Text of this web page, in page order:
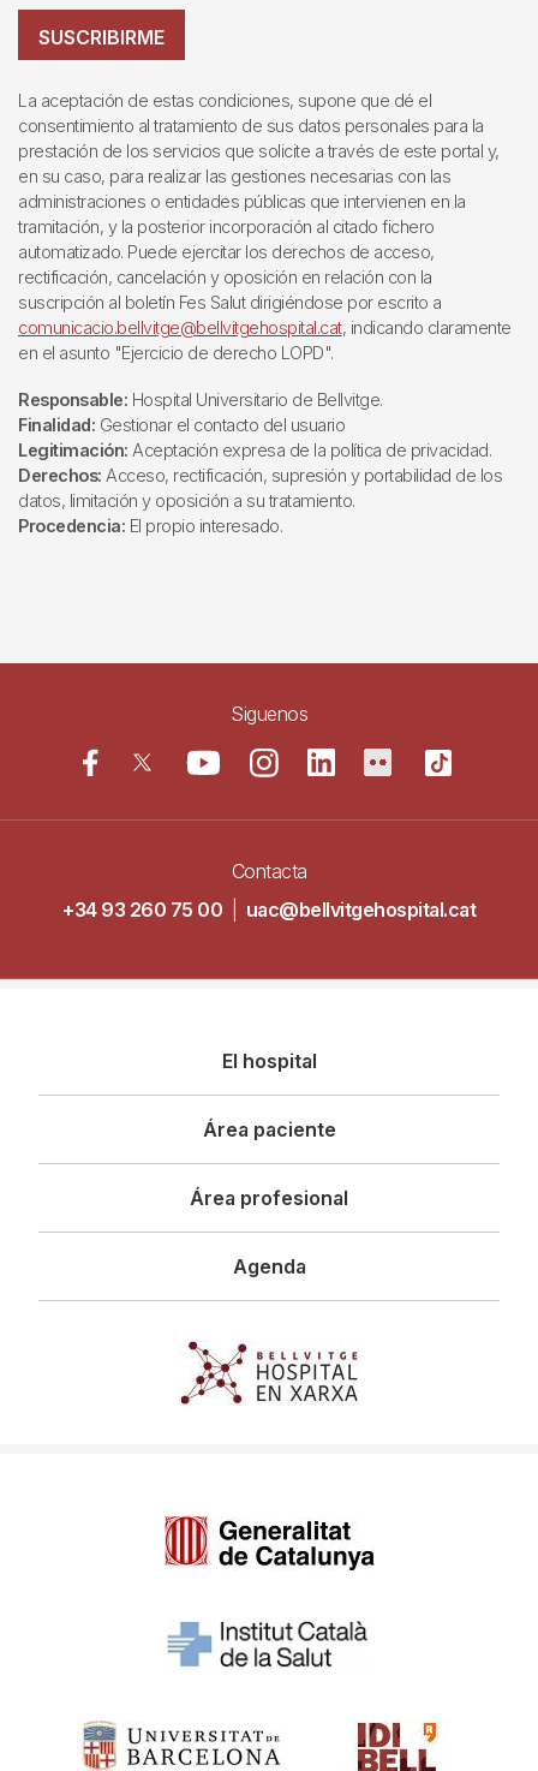
SUSCRIBIRME
La aceptación de estas condiciones, supone que dé el
consentimiento al tratamiento de sus datos personales para la
prestación de los servicios que solicite a través de este portal y,
en su caso, para realizar las gestiones necesarias con las
administraciones o entidades públicas que intervienen en la
tramitación, y la posterior incorporación al citado fichero
automatizado. Puede ejercitar los derechos de acceso,
rectificación, cancelación y oposición en relación con la
suscripción al boletín Fes Salut dirigiéndose por escrito a
comunicacio.bellvitge@bellvitgehospital.cat, indicando claramente
en el asunto "Ejercicio de derecho LOPD".
Responsable: Hospital Universitario de Bellvitge.
Finalidad: Gestionar el contacto del usuario
Legitimación: Aceptación expresa de la política de privacidad.
Derechos: Acceso, rectificación, supresión y portabilidad de los
datos, limitación y oposición a su tratamiento.
Procedencia: El propio interesado.
Siguenos
Contacta
+34 93 260 75 00
uac@bellvitgehospital.cat
principal
El hospital
Área paciente
Área profesional
Agenda